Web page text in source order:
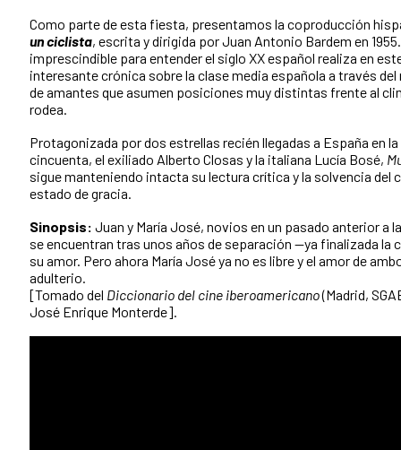
Como parte de esta fiesta, presentamos la coproducción
un ciclista, escrita y dirigida por Juan Antonio Bardem en
imprescindible para entender el siglo XX español realiza en
interesante crónica sobre la clase media española a través
de amantes que asumen posiciones muy distintas frente al
rodea.
Protagonizada por dos estrellas recién llegadas a España en
cincuenta, el exiliado Alberto Closas y la italiana Lucía Bosé,
sigue manteniendo intacta su lectura crítica y la solvencia del
estado de gracia.
Sinopsis: Juan y María José, novios en un pasado anterior a
se encuentran tras unos años de separación —ya finalizada la
su amor. Pero ahora María José ya no es libre y el amor de
adulterio.
[Tomado del Diccionario del cine iberoamericano(Madrid,
José Enrique Monterde].